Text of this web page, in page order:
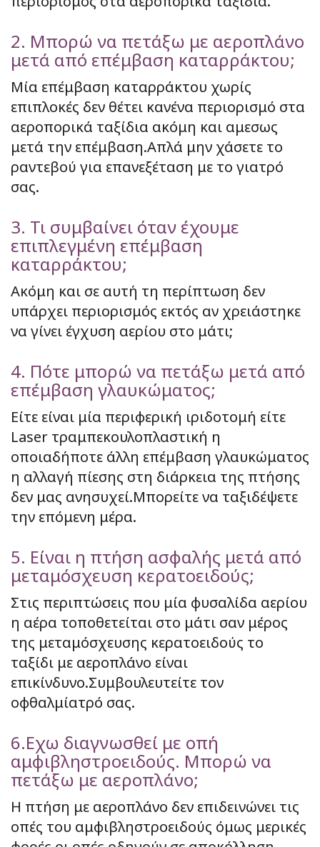
2. Μπορώ να πετάξω με αεροπλάνο
μετά από επέμβαση καταρράκτου;
Μία επέμβαση καταρράκτου χωρίς
επιπλοκές δεν θέτει κανένα περιορισμό στα
αεροπορικά ταξίδια ακόμη και αμεσως
μετά την επέμβαση.Απλά μην χάσετε το
ραντεβού για επανεξέταση με το γιατρό
σας.
3. Τι συμβαίνει όταν έχουμε
επιπλεγμένη επέμβαση
καταρράκτου;
Ακόμη και σε αυτή τη περίπτωση δεν
υπάρχει περιορισμός εκτός αν χρειάστηκε
να γίνει έγχυση αερίου στο μάτι;
4. Πότε μπορώ να πετάξω μετά από
επέμβαση γλαυκώματος;
Είτε είναι μία περιφερική ιριδοτομή είτε
Laser τραμπεκουλοπλαστική η
οποιαδήποτε άλλη επέμβαση γλαυκώματος
η αλλαγή πίεσης στη διάρκεια της πτήσης
δεν μας ανησυχεί.Μπορείτε να ταξιδέψετε
την επόμενη μέρα.
5. Είναι η πτήση ασφαλής μετά από
μεταμόσχευση κερατοειδούς;
Στις περιπτώσεις που μία φυσαλίδα αερίου
η αέρα τοποθετείται στο μάτι σαν μέρος
της μεταμόσχευσης κερατοειδούς το
ταξίδι με αεροπλάνο είναι
επικίνδυνο.Συμβουλευτείτε τον
οφθαλμίατρό σας.
6.Εχω διαγνωσθεί με οπή
αμφιβληστροειδούς. Μπορώ να
πετάξω με αεροπλάνο;
Η πτήση με αεροπλάνο δεν επιδεινώνει τις
οπές του αμφιβληστροειδούς όμως μερικές